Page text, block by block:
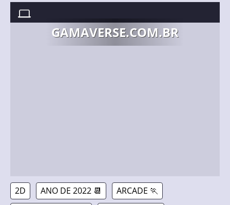
GAMAVERSE.COM.BR
FNF VS PIBBY PETER FROM FAMILY GUY //
2D ANO DE 2022 📆
ARCADE 🏃